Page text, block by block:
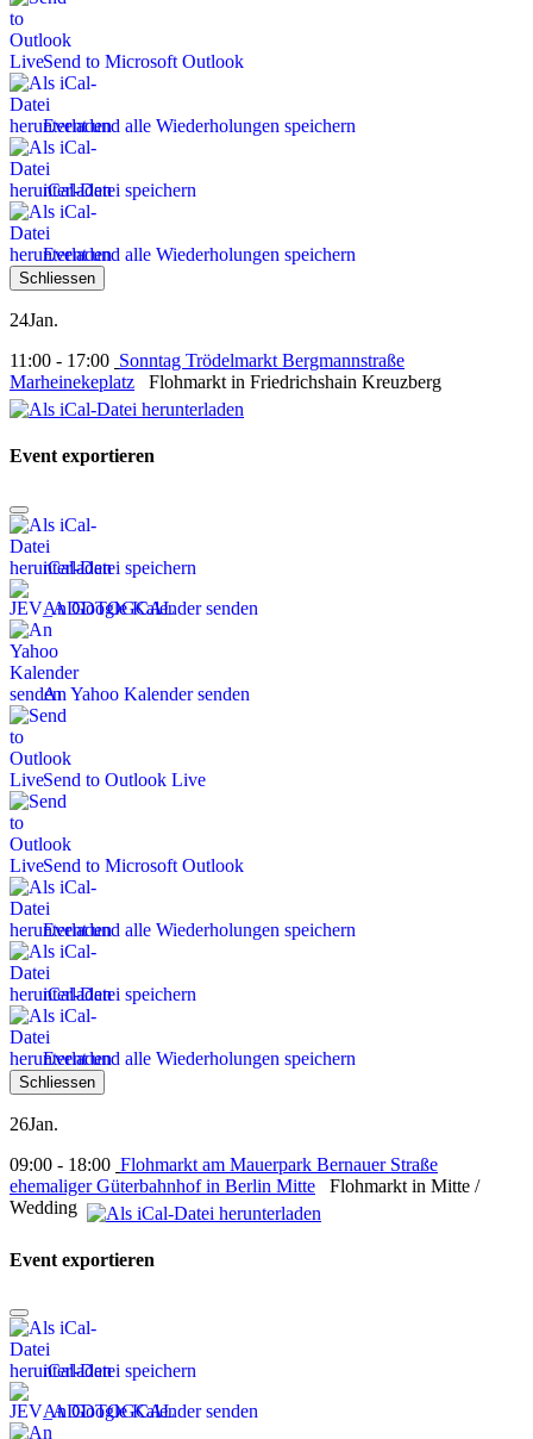
Send to Microsoft Outlook
Event und alle Wiederholungen speichern
iCal-Datei speichern
Event und alle Wiederholungen speichern
Schliessen
24Jan.
11:00 - 17:00 Sonntag Trödelmarkt Bergmannstraße
Marheinekeplatz Flohmarkt in Friedrichshain Kreuzberg
Event exportieren
iCal-Datei speichern
An Google Kalender senden
An Yahoo Kalender senden
Send to Outlook Live
Send to Microsoft Outlook
Event und alle Wiederholungen speichern
iCal-Datei speichern
Event und alle Wiederholungen speichern
Schliessen
26Jan.
09:00 - 18:00 Flohmarkt am Mauerpark Bernauer Straße
ehemaliger Güterbahnhof in Berlin Mitte Flohmarkt in Mitte /
Wedding
Event exportieren
iCal-Datei speichern
An Google Kalender senden